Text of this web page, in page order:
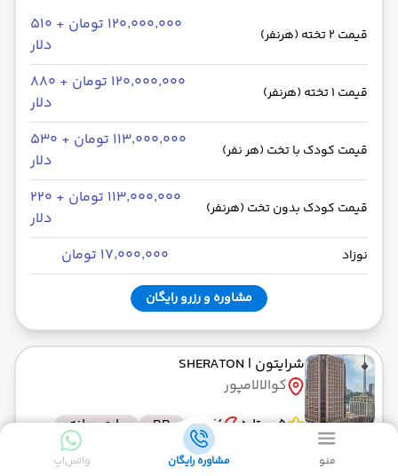
رفت 31 مرداد برگشت 09 شهریور
115,000,000 تومان + 225 دلار
رفت 07 شهریور
ساعت : 22:30
115,000,000 تومان + 225 دلار
ساعت : 02:00
قیمت 2 تخته (هرنفر)
۱۲۰٬۰۰۰٬۰۰۰ تومان + ۵۱۰
دلار
قیمت 1 تخته (هرنفر)
۱۲۰٬۰۰۰٬۰۰۰ تومان + ۸۸۰
دلار
قیمت کودک با تخت (هر نفر)
۱۱۳٬۰۰۰٬۰۰۰ تومان + ۵۳۰
دلار
قیمت کودک بدون تخت (هرنفر)
۱۱۳٬۰۰۰٬۰۰۰ تومان + ۲۲۰
دلار
نوزاد ۱۷٬۰۰۰٬۰۰۰ تومان
مشاوره و رزرو رایگان
شرایتون | SHERATON
کوالالامپور
5 ستاره
7 شب BB با صبحانه
منو مشاوره رایگان واتس‌اپ